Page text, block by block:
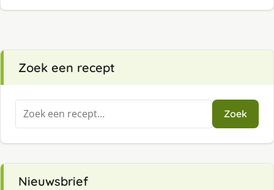
Zoek een recept
Zoeken
naar:
Zoek
Nieuwsbrief